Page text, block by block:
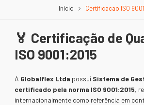
Início Certificacao ISO
🏅 Certificação de
ISO 9001:2015
A Globalflex Ltda possui Sistema de
certificado pela norma ISO 9001:2015,
internacionalmente como referência em